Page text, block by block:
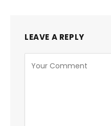
LEAVE A REPLY